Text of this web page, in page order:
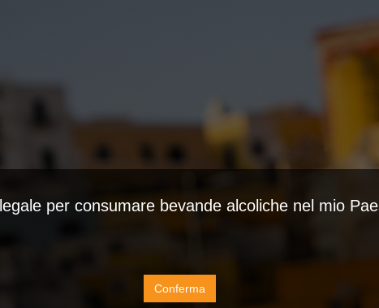
per consumare bevande alcoliche nel mio
Conferma